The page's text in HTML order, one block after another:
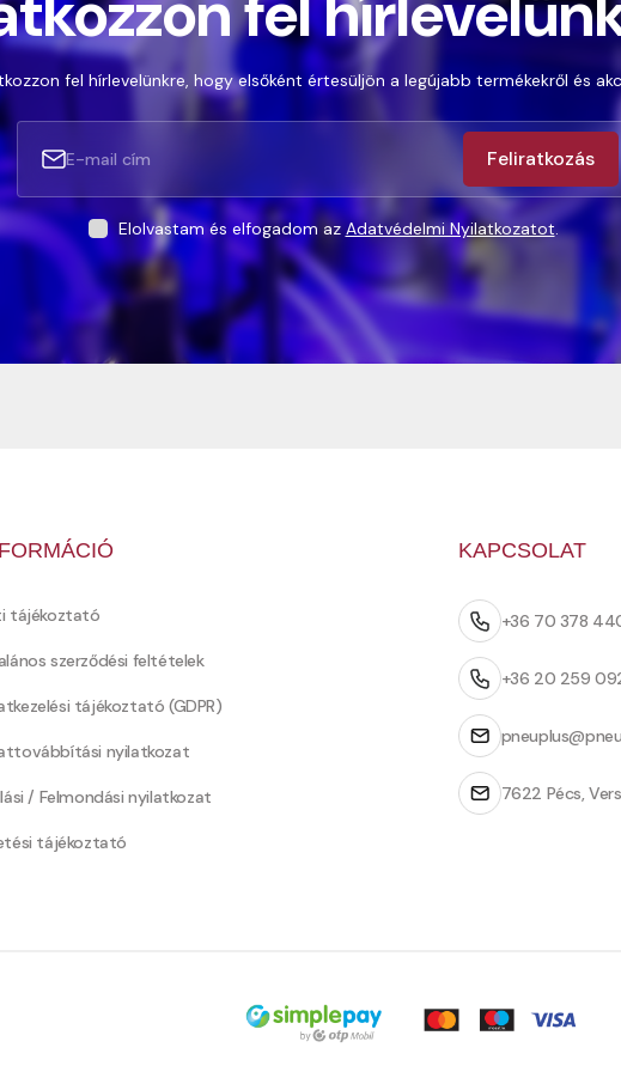
fel hírlevelünkre, hogy elsőként értesüljön a legújabb termékekről és
Feliratkozás
Elolvastam és elfogadom azAdatvédelmi Nyilatkozatot.
tájékoztató
szerződési feltételek
tájékoztató (GDPR)
nyilatkozat
/ Felmondási nyilatkozat
tájékoztató
KAPCSOLAT
+36 70 378
+36 20 259
7622 Pécs,